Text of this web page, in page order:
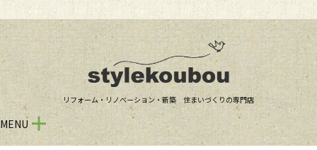
リフォーム・リノベーション・新築 住まいづくりの専門店
MENU